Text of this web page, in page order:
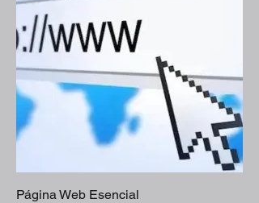
Página Web Esencial